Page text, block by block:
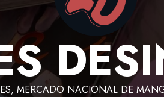
MERCADO NACIONAL DE